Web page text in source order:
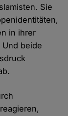
Sie
in ihrer
beide